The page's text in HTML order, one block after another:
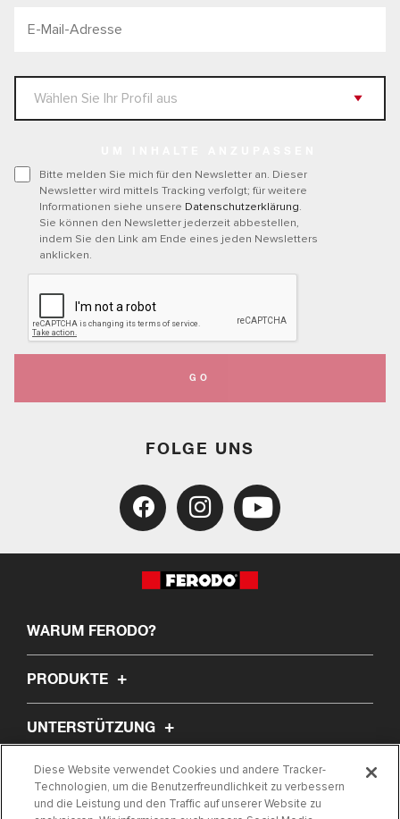
Bitte melden Sie mich für den Newsletter an. Dieser
Newsletter wird mittels Tracking verfolgt; für weitere
Informationen siehe unsere Datenschutzerklärung.
Sie können den Newsletter jederzeit abbestellen,
indem Sie den Link am Ende eines jeden Newsletters
anklicken.
GO
FOLGE UNS
WARUM FERODO?
PRODUKTE
UNTERSTÜTZUNG
ÜBER UNS
Diese Website verwendet Cookies und andere Tracker-
Technologien, um die Benutzerfreundlichkeit zu verbessern
und die Leistung und den Traffic auf unserer Website zu